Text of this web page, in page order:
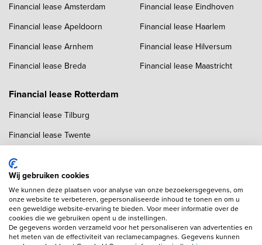
Financial lease Amsterdam
Financial lease Apeldoorn
Financial lease Arnhem
Financial lease Breda
Financial lease Eindhoven
Financial lease Haarlem
Financial lease Hilversum
Financial lease Maastricht
Financial lease Rotterdam
Financial lease Tilburg
Financial lease Twente
Financial lease Zwolle
Wij gebruiken cookies
We kunnen deze plaatsen voor analyse van onze bezoekersgegevens, om
onze website te verbeteren, gepersonaliseerde inhoud te tonen en om u
een geweldige website-ervaring te bieden. Voor meer informatie over de
cookies die we gebruiken opent u de instellingen.
De gegevens worden verzameld voor het personaliseren van advertenties en
het meten van de effectiviteit van reclamecampagnes. Gegevens kunnen